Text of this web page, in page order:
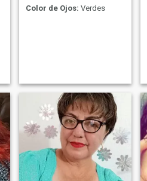
Color de Ojos: Verdes